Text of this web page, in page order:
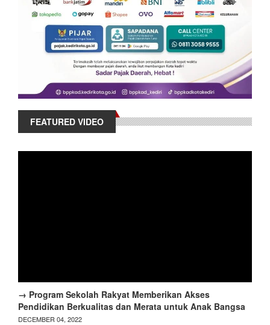
FEATURED VIDEO
→ Program Sekolah Rakyat Memberikan Akses
Pendidikan Berkualitas dan Merata untuk Anak Bangsa
DECEMBER 04, 2022